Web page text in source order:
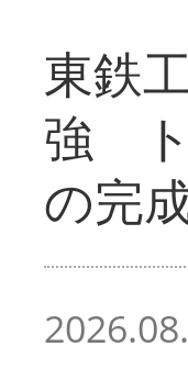
東鉄
強 ト
の完